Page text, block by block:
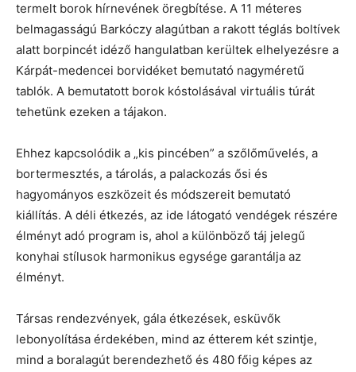
termelt borok hírnevének öregbítése. A 11 méteres
belmagasságú Barkóczy alagútban a rakott téglás boltívek
alatt borpincét idéző hangulatban kerültek elhelyezésre a
Kárpát-medencei borvidéket bemutató nagyméretű
tablók. A bemutatott borok kóstolásával virtuális túrát
tehetünk ezeken a tájakon.
Ehhez kapcsolódik a „kis pincében” a szőlőművelés, a
bortermesztés, a tárolás, a palackozás ősi és
hagyományos eszközeit és módszereit bemutató
kiállítás. A déli étkezés, az ide látogató vendégek részére
élményt adó program is, ahol a különböző táj jelegű
konyhai stílusok harmonikus egysége garantálja az
élményt.
Társas rendezvények, gála étkezések, esküvők
lebonyolítása érdekében, mind az étterem két szintje,
mind a boralagút berendezhető és 480 főig képes az